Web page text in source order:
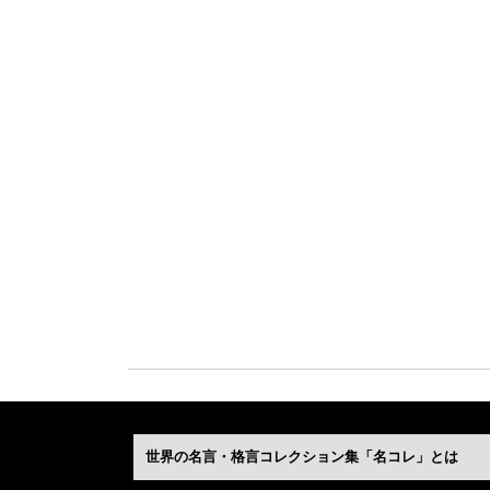
世界の名言・格言コレクション集「名コレ」とは